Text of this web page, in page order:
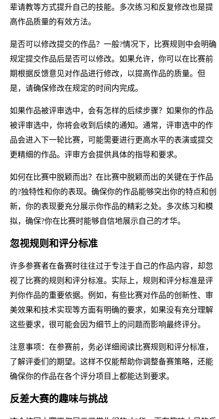
辈请教等方式提升自己的技能。多次练习和反复修改也是提
高作品质量的有效方法。
是否可以修改提交的作品？一般?情况下，比赛规则中会明确
规定提交作品后是否可以修改。如果允许，你可以在比赛前
期根据反馈意见对作品进行修改，以提高作品的质量。但
是，请确保修改在规定的时间内完成。
如果作品被评审选中，会有怎样的后续步骤？如果你的作品
被评审选中，你将会收到后续的通知。通常，评审选中的作
品会进入下一轮比赛，可能需要进行更高水平的表演或提交
更精细的作品。评审方会提供具体的指导和要求。
如何在比赛中脱颖而出？在比赛中脱颖而出的关键在于作品
的?独特性和你的表现。确保你的作品能够突出你的特点和创
新，你的表现要充分展示你作品的精彩之处。多次练习和模
拟，确保?你在比赛时能够自信地展示自己的才华。
忽视规则和评分标准
许多参赛者在备赛时往往过于专注于自己的作品内容，却忽
视了比赛的规则和评分标准。实际上，规则和评分标准是评
判你作品的重要依据。例如，有些比赛对作品的创新性、审
美效果和技术实现等方面有明确的要求，如果没有充分理解
这些要求，很可能会因为细节上的问题而影响最终评分。
注意事项：在参赛前，务必详细阅读比赛规则和评分标准，
了解评委们的期望。这样不仅能帮助你调整备赛策略，还能
确保你的作品在各个评分项目上都能达到要求。
反差大赛的趣味与挑战